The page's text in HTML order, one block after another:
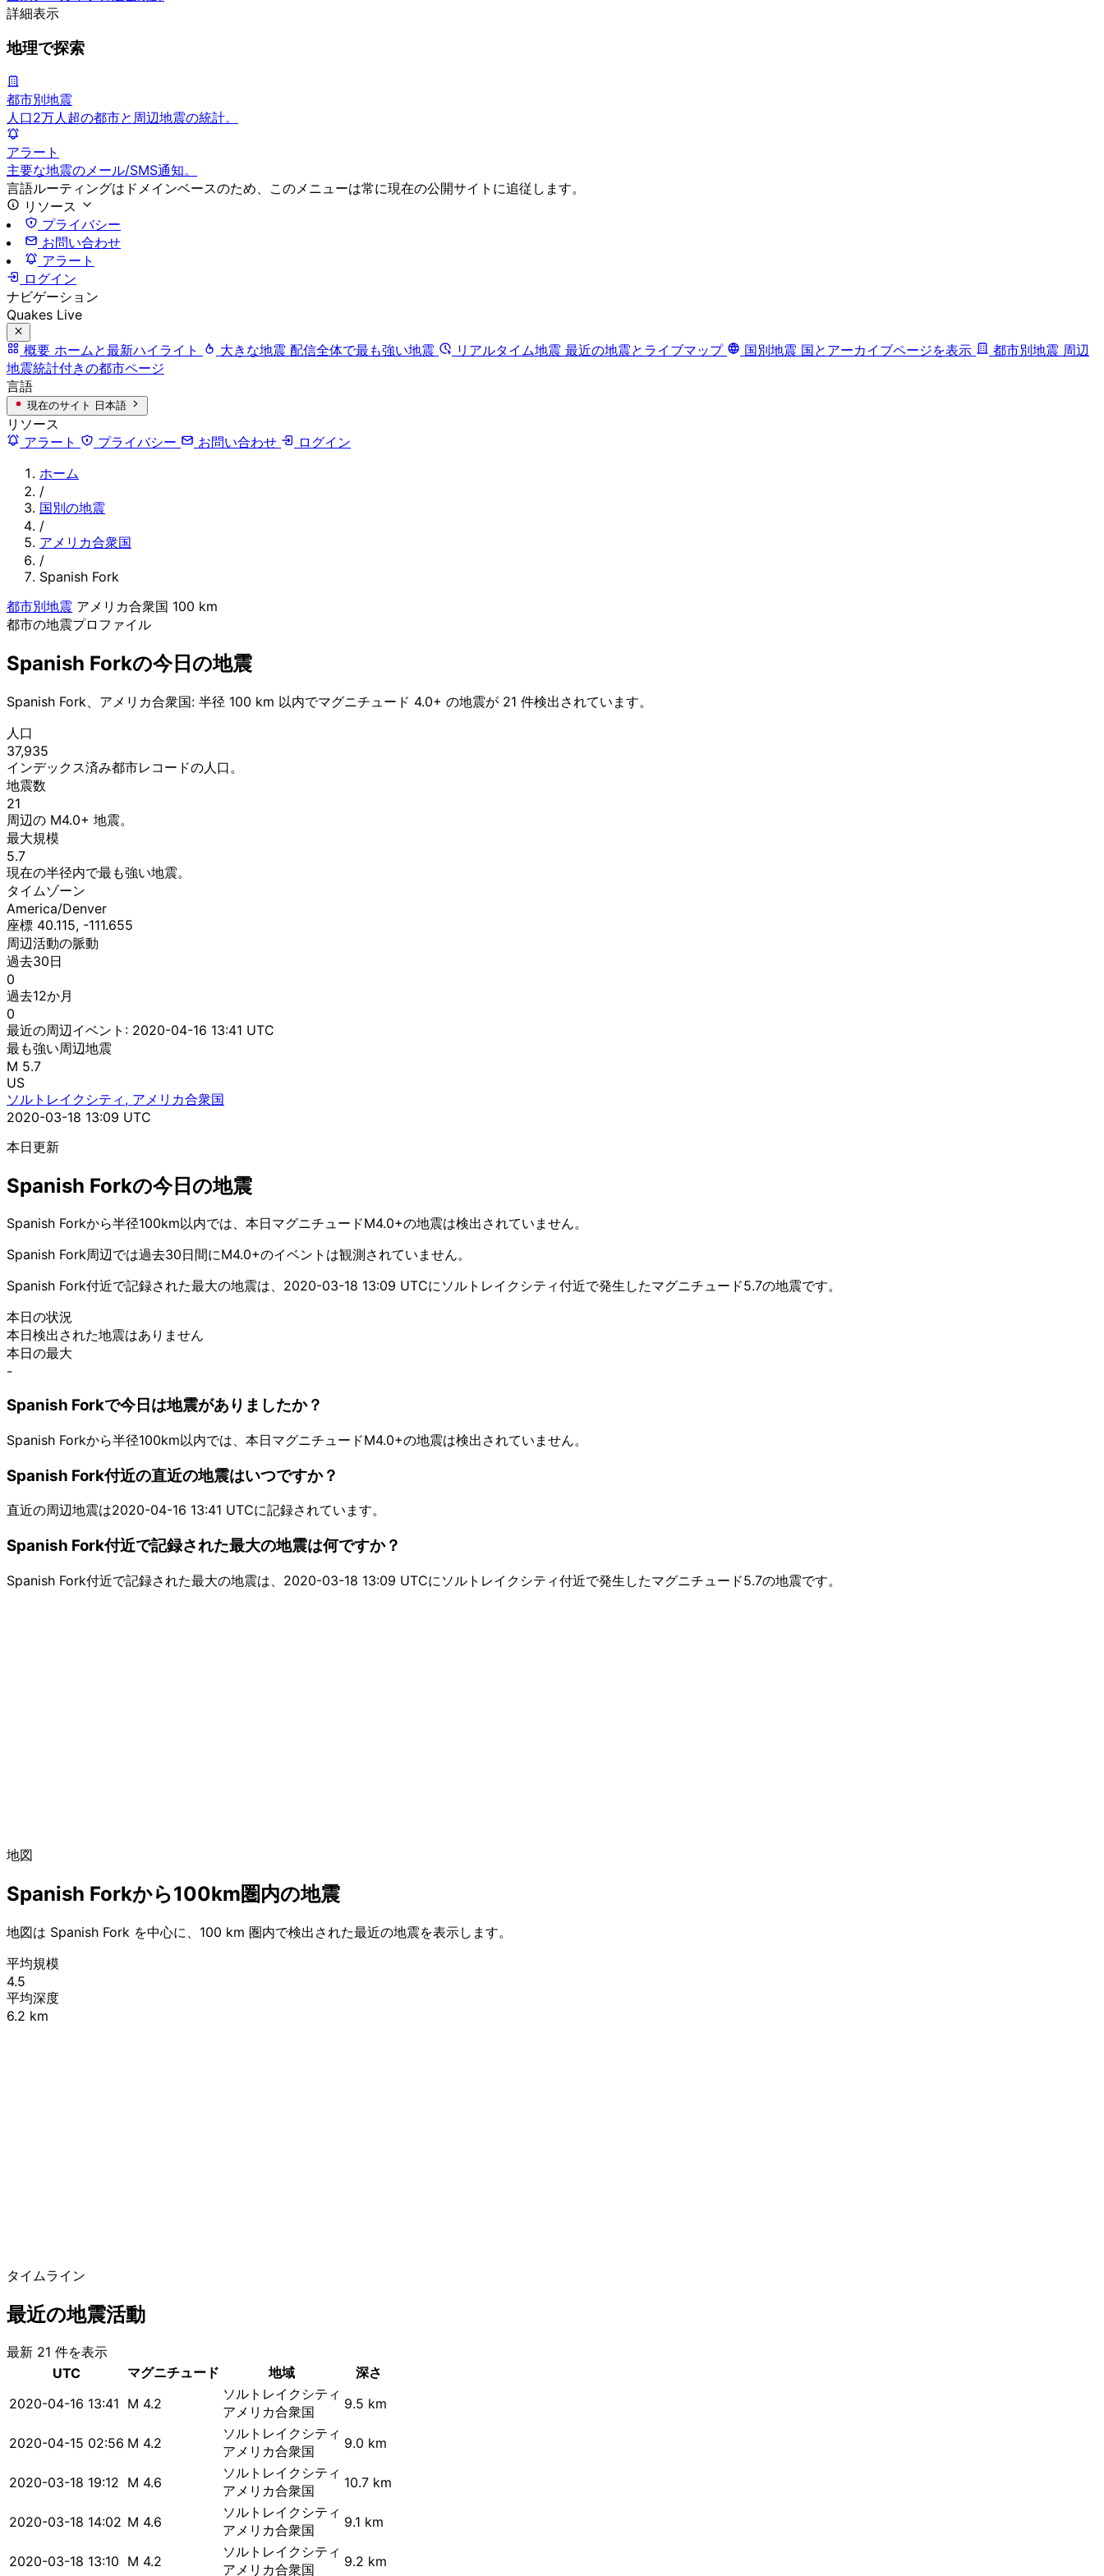
詳細表示
地理で探索
都市別地震
人口2万人超の都市と周辺地震の統計。
アラート
主要な地震のメール/SMS通知。
言語ルーティングはドメインベースのため、このメニューは常に現在の公開サイトに追従します。
リソース
プライバシー
お問い合わせ
アラート
ログイン
ナビゲーション
Quakes Live
概要 ホームと最新ハイライト 大きな地震 配信全体で最も強い地震 リアルタイム地震 最近の地震とライブマップ 国別地震 国とアーカイブページを表示 都市別地震 周辺
地震統計付きの都市ページ
言語
現在のサイト 日本語
リソース
アラート
プライバシー お問い合わせ
ログイン
ホーム
/
国別の地震
/
アメリカ合衆国
/
Spanish Fork
都市別地震 アメリカ合衆国 100 km
都市の地震プロファイル
Spanish Forkの今日の地震
Spanish Fork、アメリカ合衆国: 半径 100 km 以内でマグニチュード 4.0+ の地震が 21 件検出されています。
人口
37,935
インデックス済み都市レコードの人口。
地震数
21
周辺の M4.0+ 地震。
最大規模
5.7
現在の半径内で最も強い地震。
タイムゾーン
America/Denver
座標 40.115, -111.655
周辺活動の脈動
過去30日
0
過去12か月
0
最近の周辺イベント: 2020-04-16 13:41 UTC
最も強い周辺地震
M 5.7
US
ソルトレイクシティ, アメリカ合衆国
2020-03-18 13:09 UTC
本日更新
Spanish Forkの今日の地震
Spanish Forkから半径100km以内では、本日マグニチュードM4.0+の地震は検出されていません。
Spanish Fork周辺では過去30日間にM4.0+のイベントは観測されていません。
Spanish Fork付近で記録された最大の地震は、2020-03-18 13:09 UTCにソルトレイクシティ付近で発生したマグニチュード5.7の地震です。
本日の状況
本日検出された地震はありません
本日の最大
-
Spanish Forkで今日は地震がありましたか？
Spanish Forkから半径100km以内では、本日マグニチュードM4.0+の地震は検出されていません。
Spanish Fork付近の直近の地震はいつですか？
直近の周辺地震は2020-04-16 13:41 UTCに記録されています。
Spanish Fork付近で記録された最大の地震は何ですか？
Spanish Fork付近で記録された最大の地震は、2020-03-18 13:09 UTCにソルトレイクシティ付近で発生したマグニチュード5.7の地震です。
地図
Spanish Forkから100km圏内の地震
地図は Spanish Fork を中心に、100 km 圏内で検出された最近の地震を表示します。
平均規模
4.5
平均深度
6.2 km
タイムライン
最近の地震活動
最新 21 件を表示
UTC
マグニチュード 地域
深さ
2020-04-16 13:41 M 4.2
ソルトレイクシティ
アメリカ合衆国
9.5 km
2020-04-15 02:56 M 4.2
ソルトレイクシティ
アメリカ合衆国
9.0 km
2020-03-18 19:12 M 4.6
ソルトレイクシティ
アメリカ合衆国
10.7 km
2020-03-18 14:02 M 4.6
ソルトレイクシティ
アメリカ合衆国
9.1 km
2020-03-18 13:10 M 4.2
ソルトレイクシティ
アメリカ合衆国
9.2 km